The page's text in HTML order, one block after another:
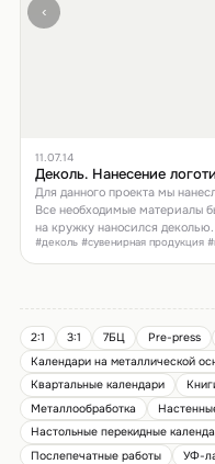
‹
11.07.14
Деколь. Нанесение
Для данного проекта мы
Все необходимые материалы
на кружку наносился деколью.
#деколь #сувенирная продукция
2:1 3:1 7БЦ Pre-press
Календари на металлической
Квартальные календари
Металлообработка
Настольные перекидные
Послепечатные работы
УФ-